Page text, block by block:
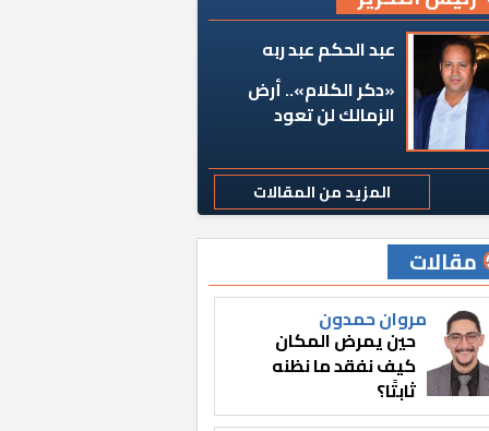
عبد الحكم عبد ربه
«دكر الكلام».. أرض
الزمالك لن تعود
المزيد من المقالات
مقالات
مروان حمدون
حين يمرض المكان
كيف نفقد ما نظنه
ثابتًا؟